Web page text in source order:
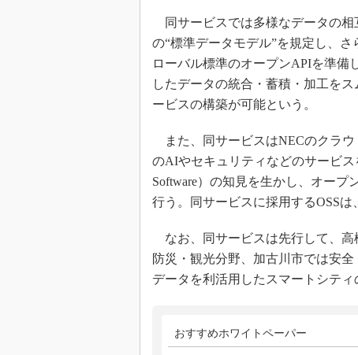
同サービスでは多様なデータの相
の“標準データモデル”を規定し、さ
ローバル標準のオープンAPIを準備
したデータの統合・蓄積・加工を
ービスの構築が可能という。
また、同サービスはNECのクラウ
のAIやセキュリティなどのサービス
Software）の知見を生かし、オープ
行う。同サービスに採用するOSSは
なお、同サービスは先行して、高
防災・観光分野、加古川市では安
データを利活用したスマートシティ
おすすめホワイトペーパー